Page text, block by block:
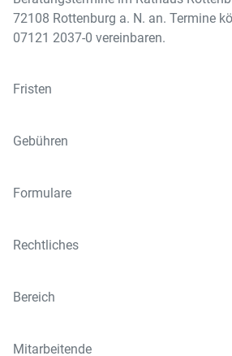
72108 Rottenburg a. N. an. Termine
07121 2037-0 vereinbaren.
Fristen
Gebühren
Formulare
Rechtliches
Bereich
Mitarbeitende